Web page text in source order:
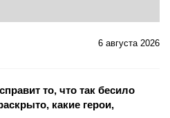
6 августа 2026
то, что так бесило
какие герои,